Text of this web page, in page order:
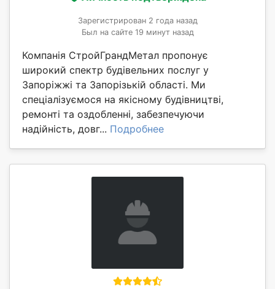
Зарегистрирован 2 года назад
Был на сайте 19 минут назад
Компанія СтройГрандМетал пропонує
широкий спектр будівельних послуг у
Запоріжжі та Запорізькій області. Ми
спеціалізуємося на якісному будівництві,
ремонті та оздобленні, забезпечуючи
надійність, довг... Подробнее